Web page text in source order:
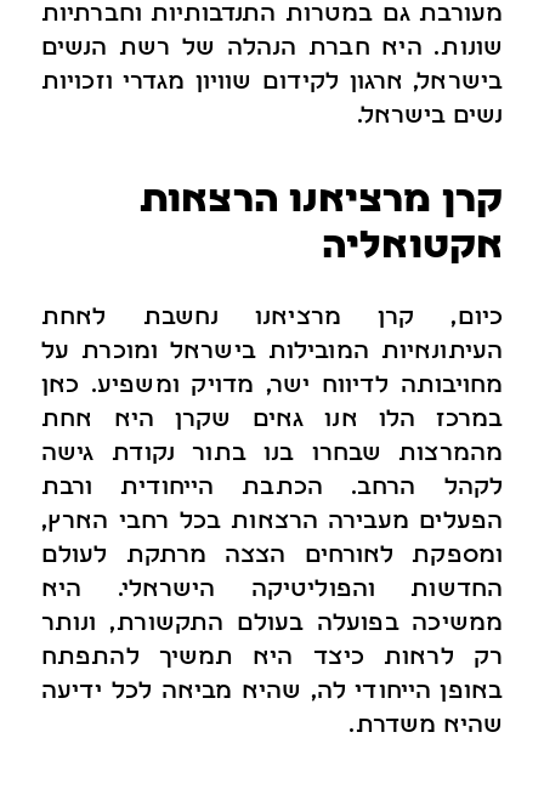
מעורבת גם במטרות התנדבותיות וחברתיות
שונות. היא חברת הנהלה של רשת הנשים
בישראל, ארגון לקידום שוויון מגדרי וזכויות
נשים בישראל.
קרן מרציאנו הרצאות
אקטואליה
כיום, קרן מרציאנו נחשבת לאחת
העיתונאיות המובילות בישראל ומוכרת על
מחויבותה לדיווח ישר, מדויק ומשפיע. כאן
במרכז הלו אנו גאים שקרן היא אחת
מהמרצות שבחרו בנו בתור נקודת גישה
לקהל הרחב. הכתבת הייחודית ורבת
הפעלים מעבירה הרצאות בכל רחבי הארץ,
ומספקת לאורחים הצצה מרתקת לעולם
החדשות והפוליטיקה הישראלי. היא
ממשיכה בפועלה בעולם התקשורת, ונותר
רק לראות כיצד היא תמשיך להתפתח
באופן הייחודי לה, שהיא מביאה לכל ידיעה
שהיא משדרת.